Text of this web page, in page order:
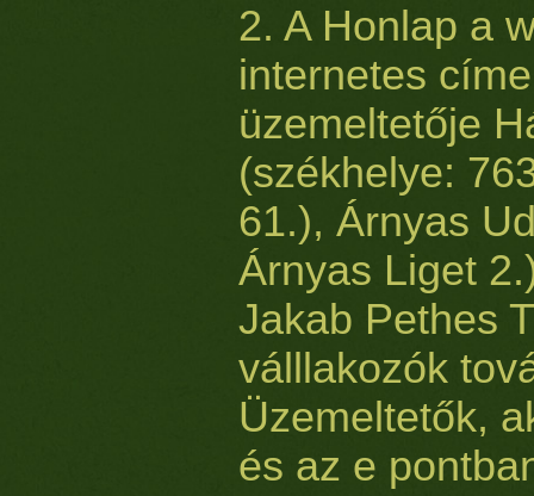
2. A Honlap a
internetes
üzemeltetője
(székhelye:
61.), Árnyas
Árnyas Liget
Jakab Pethes
válllakozók
Üzemeltetők,
és az e